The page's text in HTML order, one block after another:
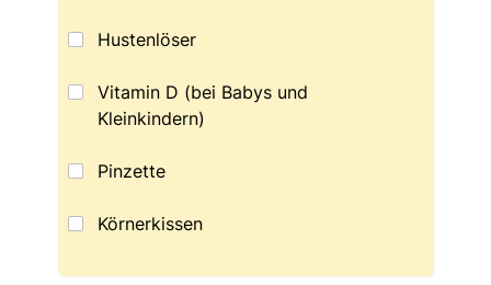
Hustenlöser
Vitamin D (bei Babys und
Kleinkindern)
Pinzette
Körnerkissen